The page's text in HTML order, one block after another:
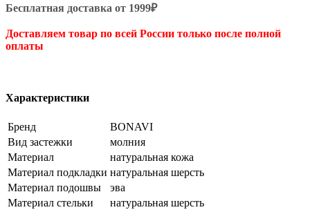
Бесплатная доставка от 1999₽
Доставляем товар по всей России только после полной
оплаты
Характеристики
Бренд
BONAVI
Вид застежки
молния
Материал
натуральная кожа
Материал подкладки натуральная шерсть
Материал подошвы
эва
Материал стельки
натуральная шерсть